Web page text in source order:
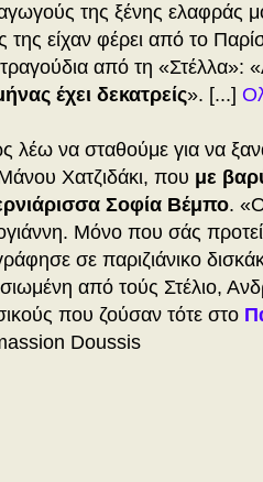
της ξένης ελαφράς
της είχαν φέρει από το
από τη «Στέλλα»:
έχει δεκατρείς». [...]
λέω να σταθούμε για να
Χατζιδάκι, που με
Σοφία Βέμπο.
Μόνο που σάς
σε παριζιάνικο
από τούς Στέλιο,
που ζούσαν τότε στο
Doussis